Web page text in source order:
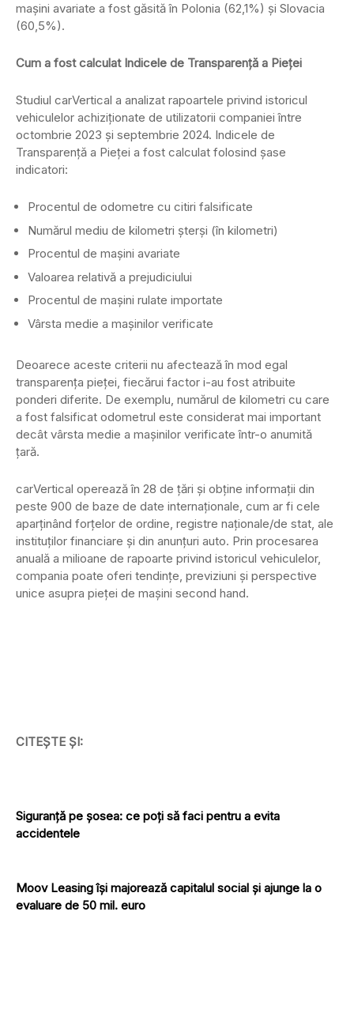
mașini avariate a fost găsită în Polonia (62,1%) și Slovacia
(60,5%).
Cum a fost calculat Indicele de Transparență a Pieței
Studiul carVertical a analizat rapoartele privind istoricul
vehiculelor achiziționate de utilizatorii companiei între
octombrie 2023 și septembrie 2024. Indicele de
Transparență a Pieței a fost calculat folosind șase
indicatori:
Procentul de odometre cu citiri falsificate
Numărul mediu de kilometri șterși (în kilometri)
Procentul de mașini avariate
Valoarea relativă a prejudiciului
Procentul de mașini rulate importate
Vârsta medie a mașinilor verificate
Deoarece aceste criterii nu afectează în mod egal
transparența pieței, fiecărui factor i-au fost atribuite
ponderi diferite. De exemplu, numărul de kilometri cu care
a fost falsificat odometrul este considerat mai important
decât vârsta medie a mașinilor verificate într-o anumită
țară.
carVertical operează în 28 de țări și obține informații din
peste 900 de baze de date internaționale, cum ar fi cele
aparținând forțelor de ordine, registre naționale/de stat, ale
instituților financiare și din anunțuri auto. Prin procesarea
anuală a milioane de rapoarte privind istoricul vehiculelor,
compania poate oferi tendințe, previziuni și perspective
unice asupra pieței de mașini second hand.
CITEȘTE ȘI:
Siguranță pe șosea: ce poți să faci pentru a evita
accidentele
Moov Leasing își majorează capitalul social și ajunge la o
evaluare de 50 mil. euro